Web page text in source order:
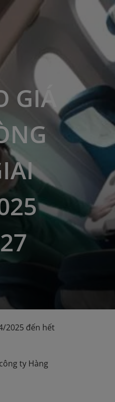
GIÁ
2025 đến hết
ty Hàng